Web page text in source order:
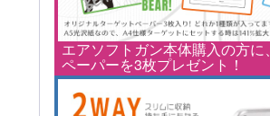
エアソフトガン本体購入の方に
ペーパーを3枚プレゼント！